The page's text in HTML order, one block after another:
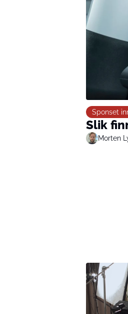
Sponset
Slik
Morten